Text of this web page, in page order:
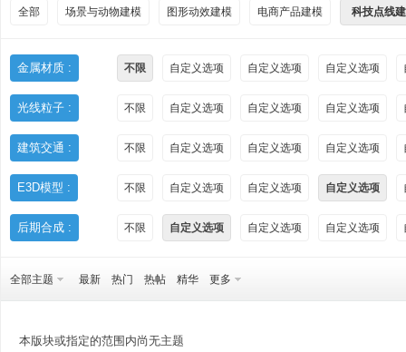
全部 场景与动物建模 图形动效建模 电商产品建模 科技点线
金属材质 : 不限 自定义选项 自定义选项 自定义选项
光线粒子 : 不限 自定义选项 自定义选项 自定义选项
建筑交通 : 不限 自定义选项 自定义选项 自定义选项
E3D模型 : 不限 自定义选项 自定义选项 自定义选项
后期合成 : 不限 自定义选项 自定义选项 自定义选项
全部主题 最新 热门 热帖 精华 更多
本版块或指定的范围内尚无主题